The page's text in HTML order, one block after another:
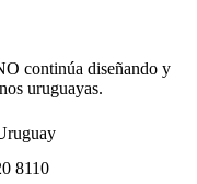
continúa diseñando y
uruguayas.
8110